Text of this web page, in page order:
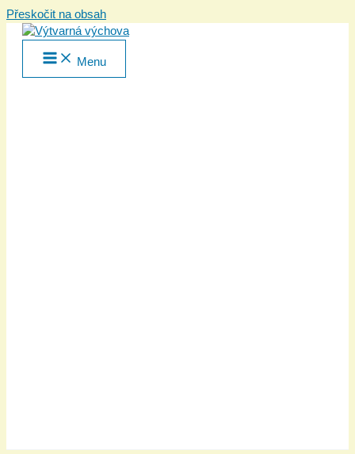
Přeskočit na obsah
Menu